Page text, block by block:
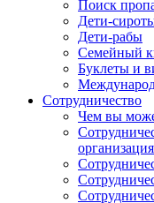
Поиск
Дети-
Дети-рабы
Семейный
Буклеты и
Сотрудничество
Чем вы